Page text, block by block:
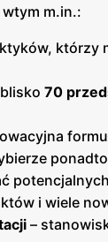
m.in.:
którzy
70
ponadto
i wiele
–